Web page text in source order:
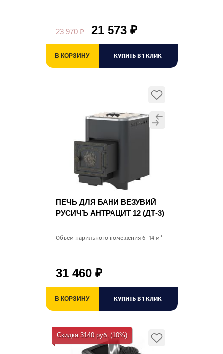
23 970₽ 21 573 ₽
В КОРЗИНУ КУПИТЬ В 1 КЛИК
ПЕЧЬ ДЛЯ БАНИ ВЕЗУВИЙ
РУСИЧЪ АНТРАЦИТ 12 (ДТ-3)
Объем парильного помещения 6–14 м³
31 460 ₽
В КОРЗИНУ КУПИТЬ В 1 КЛИК
Скидка 3140 руб. (10%)